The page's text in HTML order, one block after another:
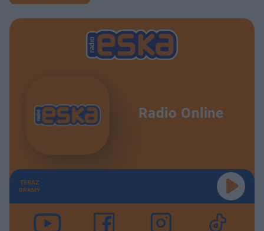
Radio Online
TERAZ
GRAMY